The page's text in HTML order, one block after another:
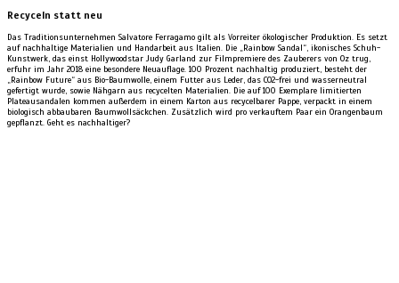
Recyceln statt neu
Das Traditionsunternehmen Salvatore Ferragamo gilt als Vorreiter ökologischer Produktion. Es setzt
auf nachhaltige Materialien und Handarbeit aus Italien. Die „Rainbow Sandal“, ikonisches Schuh-
Kunstwerk, das einst Hollywoodstar Judy Garland zur Filmpremiere des Zauberers von Oz trug,
erfuhr im Jahr 2018 eine besondere Neuauflage. 100 Prozent nachhaltig produziert, besteht der
„Rainbow Future“ aus Bio-Baumwolle, einem Futter aus Leder, das CO2-frei und wasserneutral
gefertigt wurde, sowie Nähgarn aus recycelten Materialien. Die auf 100 Exemplare limitierten
Plateausandalen kommen außerdem in einem Karton aus recycelbarer Pappe, verpackt in einem
biologisch abbaubaren Baumwollsäckchen. Zusätzlich wird pro verkauftem Paar ein Orangenbaum
gepflanzt. Geht es nachhaltiger?